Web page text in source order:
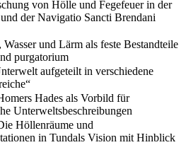
von Hölle und Fegefeuer in der
der Navigatio Sancti Brendani
Wasser und Lärm als feste Bestandteile
purgatorium
aufgeteilt in verschiedene
Hades als Vorbild für
Unterweltsbeschreibungen
Höllenräume und
in Tundals Vision mit Hinblick